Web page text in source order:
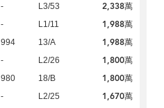
- L3/53 2,338萬
- L1/11 1,988萬
994 13/A 1,988萬
- L2/26 1,800萬
980 18/B 1,800萬
- L2/25 1,670萬